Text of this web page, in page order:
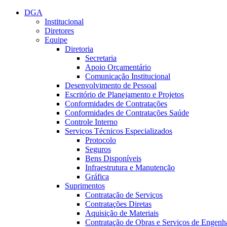
Conteúdo principal
DGA
Institucional
Diretores
Equipe
Diretoria
Secretaria
Apoio Orçamentário
Comunicação Institucional
Desenvolvimento de Pessoal
Escritório de Planejamento e Projetos
Conformidades de Contratações
Conformidades de Contratações Saúde
Controle Interno
Serviços Técnicos Especializados
Protocolo
Seguros
Bens Disponíveis
Infraestrutura e Manutenção
Gráfica
Suprimentos
Contratação de Serviços
Contratações Diretas
Aquisição de Materiais
Contratação de Obras e Serviços de